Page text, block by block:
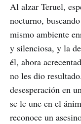
Al alzar Teruel,
nocturno,
mismo ambiente
y silenciosa, y la
él, ahora
no les dio
desesperación en
se le une en el
reconoce un